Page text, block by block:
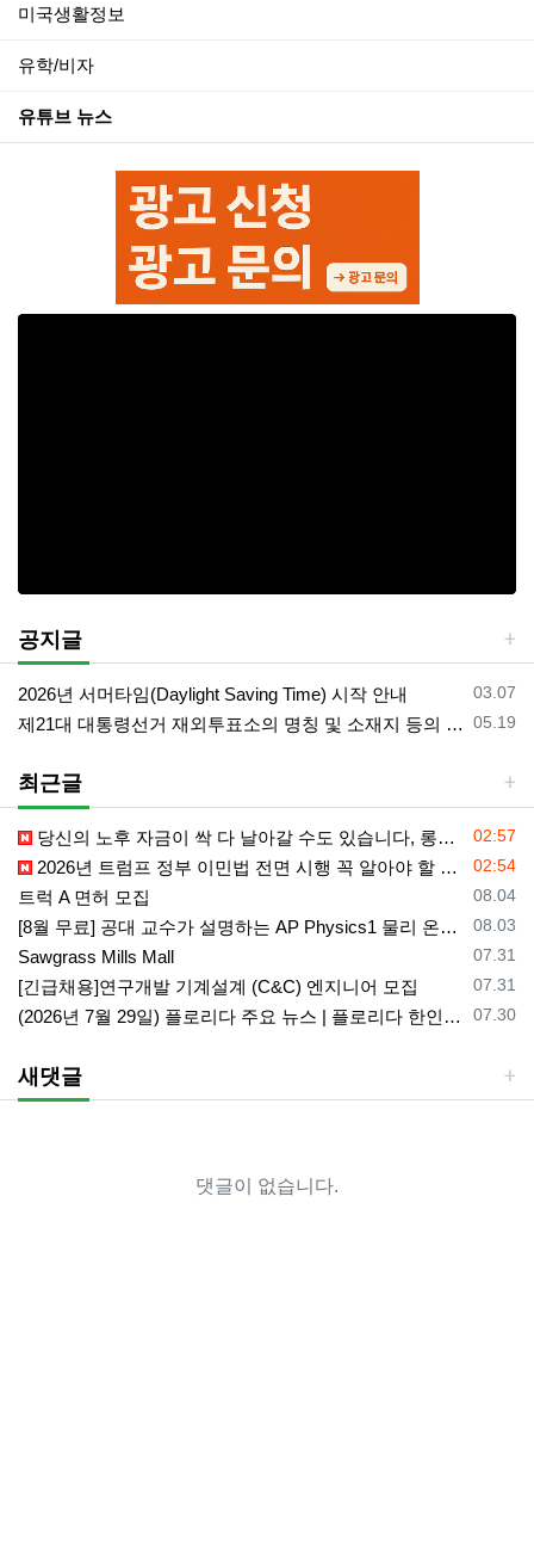
미국생활정보
유학/비자
유튜브 뉴스
공지글
등록일
03.07
2026년 서머타임(Daylight Saving Time) 시작 안내
등록일
05.19
제21대 대통령선거 재외투표소의 명칭 및 소재지 등의 공고/올랜도 제외 투표소
최근글
등록일
02:57
당신의 노후 자금이 싹 다 날아갈 수도 있습니다, 롱텀케어 준비 하기
등록일
02:54
2026년 트럼프 정부 이민법 전면 시행 꼭 알아야 할 4가지!!
등록일
08.04
트럭 A 면허 모집
등록일
08.03
[8월 무료] 공대 교수가 설명하는 AP Physics1 물리 온라인 강의
등록일
07.31
Sawgrass Mills Mall
등록일
07.31
[긴급채용]연구개발 기계설계 (C&C) 엔지니어 모집
등록일
07.30
(2026년 7월 29일) 플로리다 주요 뉴스 | 플로리다 한인 닷컴
새댓글
댓글이 없습니다.